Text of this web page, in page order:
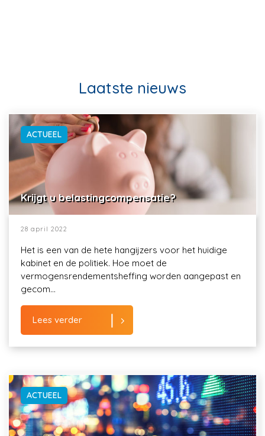
Laatste nieuws
ACTUEEL
Krijgt u belastingcompensatie?
28 april 2022
Het is een van de hete hangijzers voor het huidige
kabinet en de politiek. Hoe moet de
vermogensrendementsheffing worden aangepast en
gecom...
Lees verder
ACTUEEL